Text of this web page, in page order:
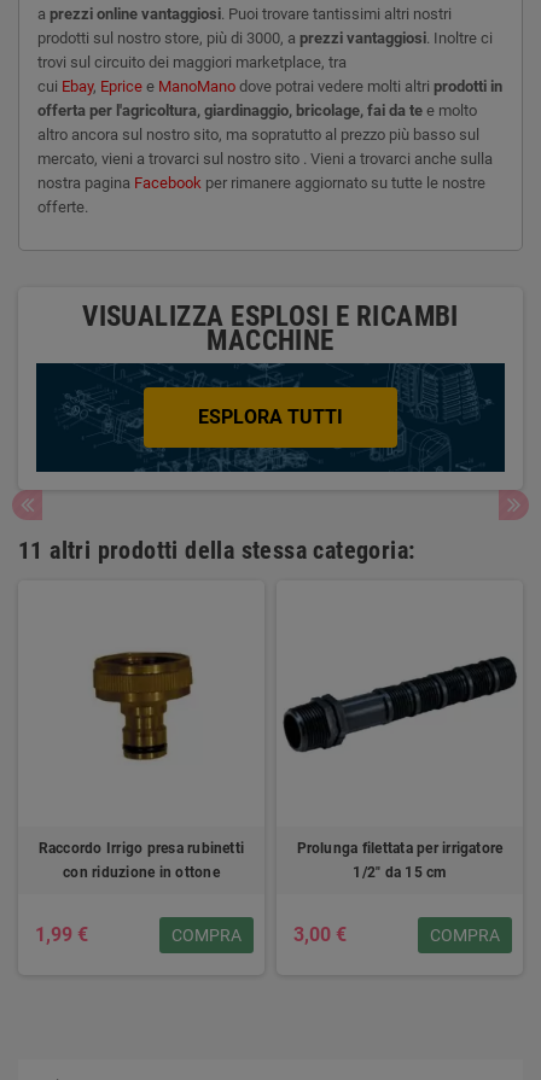
a prezzi online vantaggiosi. Puoi trovare tantissimi altri nostri
prodotti sul nostro store, più di 3000, a prezzi vantaggiosi. Inoltre ci
trovi sul circuito dei maggiori marketplace, tra
cui Ebay, Eprice e ManoMano dove potrai vedere molti altri prodotti in
offerta per l'agricoltura, giardinaggio, bricolage, fai da te e molto
altro ancora sul nostro sito, ma sopratutto al prezzo più basso sul
mercato, vieni a trovarci sul nostro sito . Vieni a trovarci anche sulla
nostra pagina Facebook per rimanere aggiornato su tutte le nostre
offerte.
VISUALIZZA ESPLOSI E RICAMBI
MACCHINE
ESPLORA TUTTI
11 altri prodotti della stessa categoria:
Raccordo Irrigo presa rubinetti
con riduzione in ottone
1,99 € COMPRA
Prolunga filettata per irrigatore
1/2" da 15 cm
3,00 € COMPRA